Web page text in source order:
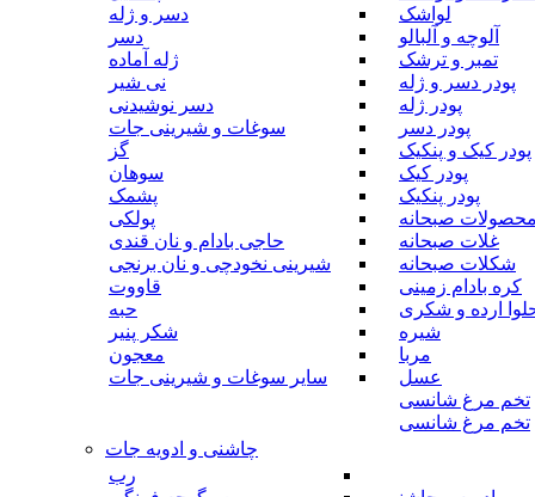
لواشک
آلوچه و آلبالو
تمبر و ترشک
پودر دسر و ژله
پودر ژله
پودر دسر
پودر کیک و پنکیک
پودر کیک
پودر پنکیک
محصولات صبحانه
غلات صبحانه
شکلات صبحانه
کره بادام زمینی
ارده و شکری
شیره
مربا
عسل
تخم مرغ شانسی
تخم مرغ شانسی
دسر و ژله
دسر
ژله آماده
نی شیر
دسر نوشیدنی
سوغات و شیرینی جات
گز
سوهان
پشمک
پولکی
حاجی بادام و نان قندی
شیرینی نخودچی و نان برنجی
قاووت
حبه
شکر پنیر
معجون
سایر سوغات و شیرینی جات
چاشنی و ادویه جات
رب